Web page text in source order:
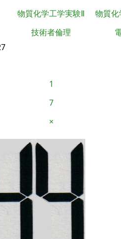
物質化学工学実験Ⅱ 物質
技術者倫理
1
7
×